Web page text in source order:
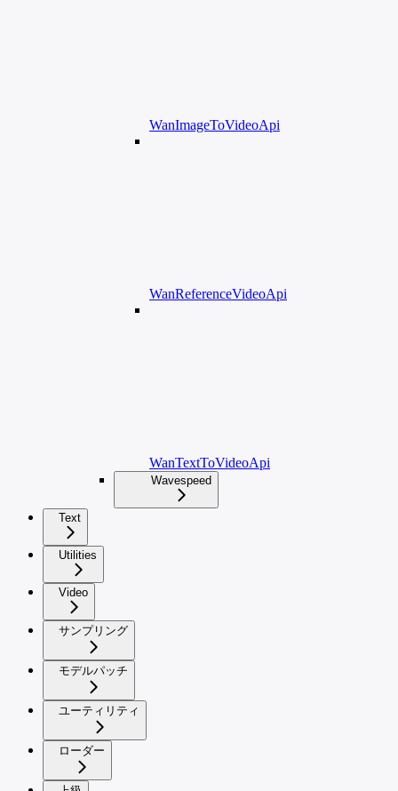
WanImageToVideoApi
WanReferenceVideoApi
WanTextToVideoApi
Wavespeed
Text
Utilities
Video
サンプリング
モデルパッチ
ユーティリティ
ローダー